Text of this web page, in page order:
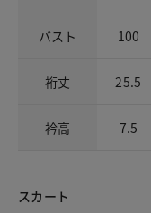
バスト 100
裄丈 25.5
衿高 7.5
スカート